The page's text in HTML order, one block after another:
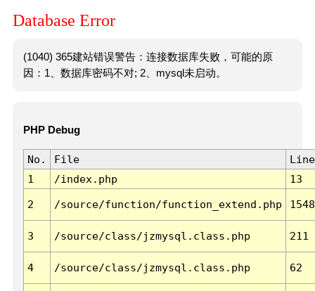
Database Error
(1040) 365建站错误警告：连接数据库失败，可能的原
因：1、数据库密码不对; 2、mysql未启动。
PHP Debug
No. File
Line
1
/index.php 13
2 /source/function/function_extend.php 1548
3 /source/class/jzmysql.class.php 211
4 /source/class/jzmysql.class.php 62